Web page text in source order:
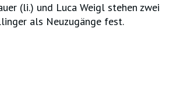
(li.) und Luca Weigl stehen zwei
als Neuzugänge fest.